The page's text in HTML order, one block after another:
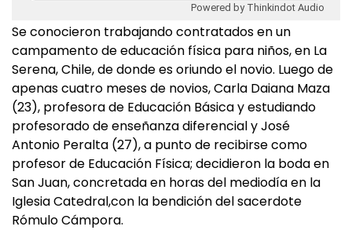
Powered by Thinkindot Audio
Se conocieron trabajando contratados en un
campamento de educación física para niños, en La
Serena, Chile, de donde es oriundo el novio. Luego de
apenas cuatro meses de novios, Carla Daiana Maza
(23), profesora de Educación Básica y estudiando
profesorado de enseñanza diferencial y José
Antonio Peralta (27), a punto de recibirse como
profesor de Educación Física; decidieron la boda en
San Juan, concretada en horas del mediodía en la
Iglesia Catedral,con la bendición del sacerdote
Rómulo Cámpora.